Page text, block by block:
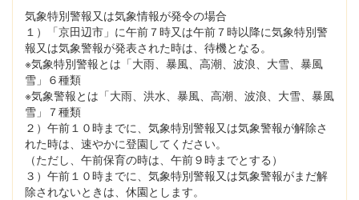
気象特別警報又は気象情報が発令の場合
１）「京田辺市」に午前７時又は午前７時以降に気象特別警
報又は気象警報が発表された時は、待機となる。
※気象特別警報とは「大雨、暴風、高潮、波浪、大雪、暴風
雪」６種類
※気象警報とは「大雨、洪水、暴風、高潮、波浪、大雪、暴風
雪」７種類
２）午前１０時までに、気象特別警報又は気象警報が解除さ
れた時は、速やかに登園してください。
（ただし、午前保育の時は、午前９時までとする）
３）午前１０時までに、気象特別警報又は気象警報がまだ解
除されないときは、休園とします。